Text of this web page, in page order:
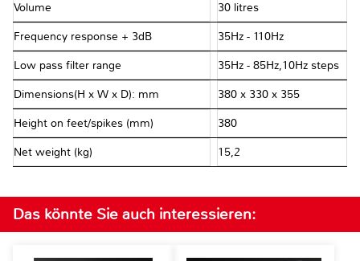
Volume 30 litres
Frequency response + 3dB 35Hz - 110Hz
Low pass filter range 35Hz - 85Hz,10Hz steps
Dimensions(H x W x D): mm 380 x 330 x 355
Height on feet/spikes (mm) 380
Net weight (kg) 15,2
Das könnte Sie auch interessieren: